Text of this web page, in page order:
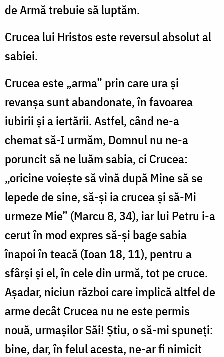
de Armă trebuie să luptăm.
Crucea lui Hristos este reversul absolut al
sabiei.
Crucea este „arma” prin care ura și
revanșa sunt abandonate, în favoarea
iubirii și a iertării. Astfel, când ne-a
chemat să-I urmăm, Domnul nu ne-a
poruncit să ne luăm sabia, ci Crucea:
„oricine voiește să vină după Mine să se
lepede de sine, să-și ia crucea și să-Mi
urmeze Mie” (Marcu 8, 34), iar lui Petru i-a
cerut în mod expres să-și bage sabia
înapoi în teacă (Ioan 18, 11), pentru a
sfârși și el, în cele din urmă, tot pe cruce.
Așadar, niciun război care implică altfel de
arme decât Crucea nu ne este permis
nouă, urmașilor Săi! Știu, o să-mi spuneți:
bine, dar, în felul acesta, ne-ar fi nimicit